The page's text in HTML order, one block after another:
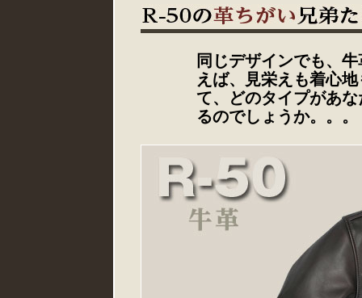
同じデザインでも、
えば、見栄えも着心
て、どのタイプがあ
るのでしょうか。。。